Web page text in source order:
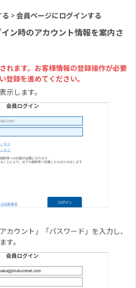
>会員ページにログインする
ン時のアカウント情報を案内さ
れます。お客様情報の登録操作が必要
登録を進めてください。
します。
ウント」「パスワード」を入力し、
す。